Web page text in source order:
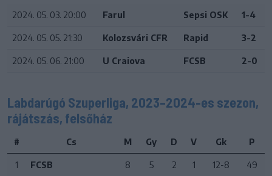
2024. 05. 03. 20:00 Farul Sepsi OSK 1-4
2024. 05. 05. 21:30 Kolozsvári CFR Rapid 3-2
2024. 05. 06. 21:00 U Craiova FCSB 2-0
Labdarúgó Szuperliga, 2023–2024-es szezon,
rájátszás, felsőház
# Cs M Gy D V Gk P
1 FCSB 8 5 2 1 12-8 49